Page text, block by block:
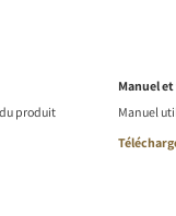
produit
Manuel
Manuel